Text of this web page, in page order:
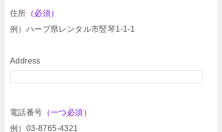
住所 （必須）
例）ハープ県レンタル市竪琴1-1-1
Address
電話番号 （一つ必須）
例）03-8765-4321